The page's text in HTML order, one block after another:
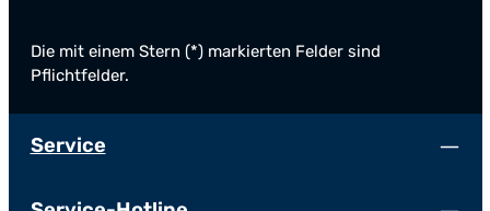
Die mit einem Stern (*) markierten Felder sind
Pflichtfelder.
Service